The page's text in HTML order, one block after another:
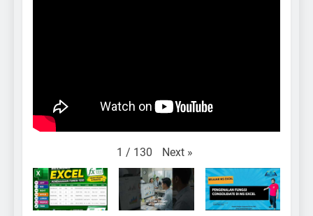
1 / 130 Next »